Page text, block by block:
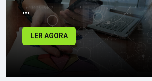
...
LER AGORA